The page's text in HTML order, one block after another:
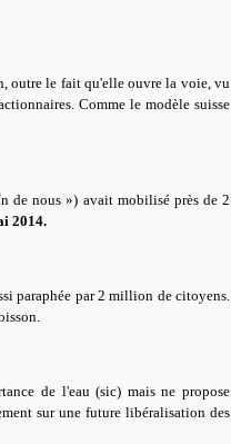
outre le fait qu'elle ouvre la voie, vu
Comme le modèle suisse
de nous ») avait mobilisé près de 2
2014.
paraphée par 2 million de citoyens.
de l'eau (sic) mais ne propose
sur une future libéralisation des